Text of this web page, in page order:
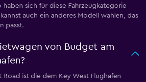
sich für diese Fahrzeugkategorie
auch ein anderes Modell wählen, das
passt.
von Budget am
ist die dem Key West Flughafen